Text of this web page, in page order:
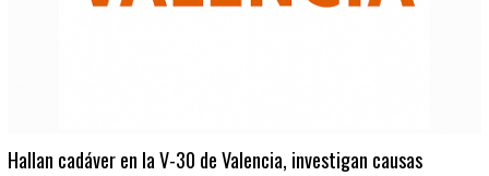
Hallan cadáver en la V-30 de Valencia, investigan causas